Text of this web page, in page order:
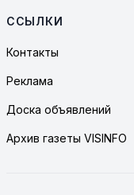
ССЫЛКИ
Контакты
Реклама
Доска объявлений
Архив газеты VISINFO